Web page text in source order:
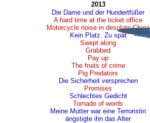
2013
Die Dame und der Hundertfüßer
A hard time at the ticket office
Motorcycle noise in desolate China
Kein Platz. Zu spät
Swept along
Grabbed
Pay up
The fruits of crime
Pig Predators
Die Sicherheit versprechen
Promises
Schlechtes Gedicht
Tornado of words
Meine Mutter war eine Terroristin
ängstigte ihn das Alter